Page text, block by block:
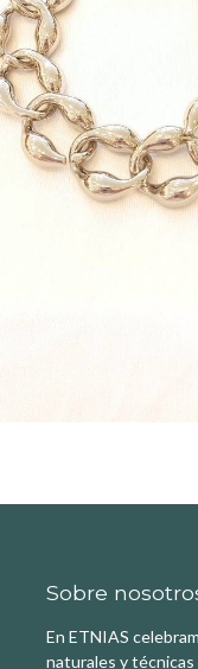
Sobre
En ETNIAS
naturales y